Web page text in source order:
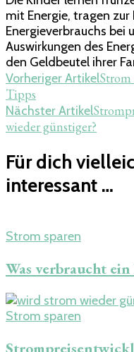
mit Energie, tragen zur
Energieverbrauchs bei
Auswirkungen des
den Geldbeutel ihrer
Vorheriger ArtikelStrom
Tipps
Nächster Artikel
wieder günstiger?
Für dich
interessant …
Strom sparen
Was verbraucht
Strom sparen